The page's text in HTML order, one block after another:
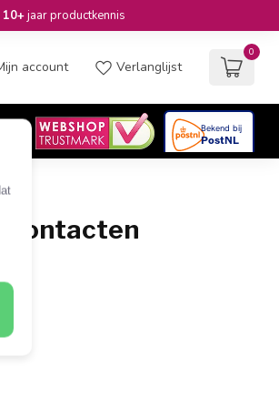
10+jaar productkennis
account Verlanglijst
0
contacten